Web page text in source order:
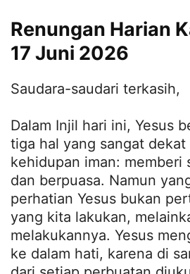
Renungan Harian
17 Juni 2026
Saudara-saudari terkasih,
Dalam Injil hari ini, Yesus
tiga hal yang sangat dekat
kehidupan iman: memberi
dan berpuasa. Namun
perhatian Yesus bukan
yang kita lakukan,
melakukannya. Yesus
ke dalam hati, karena di